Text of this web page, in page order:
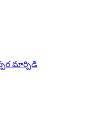
మార్పిడి